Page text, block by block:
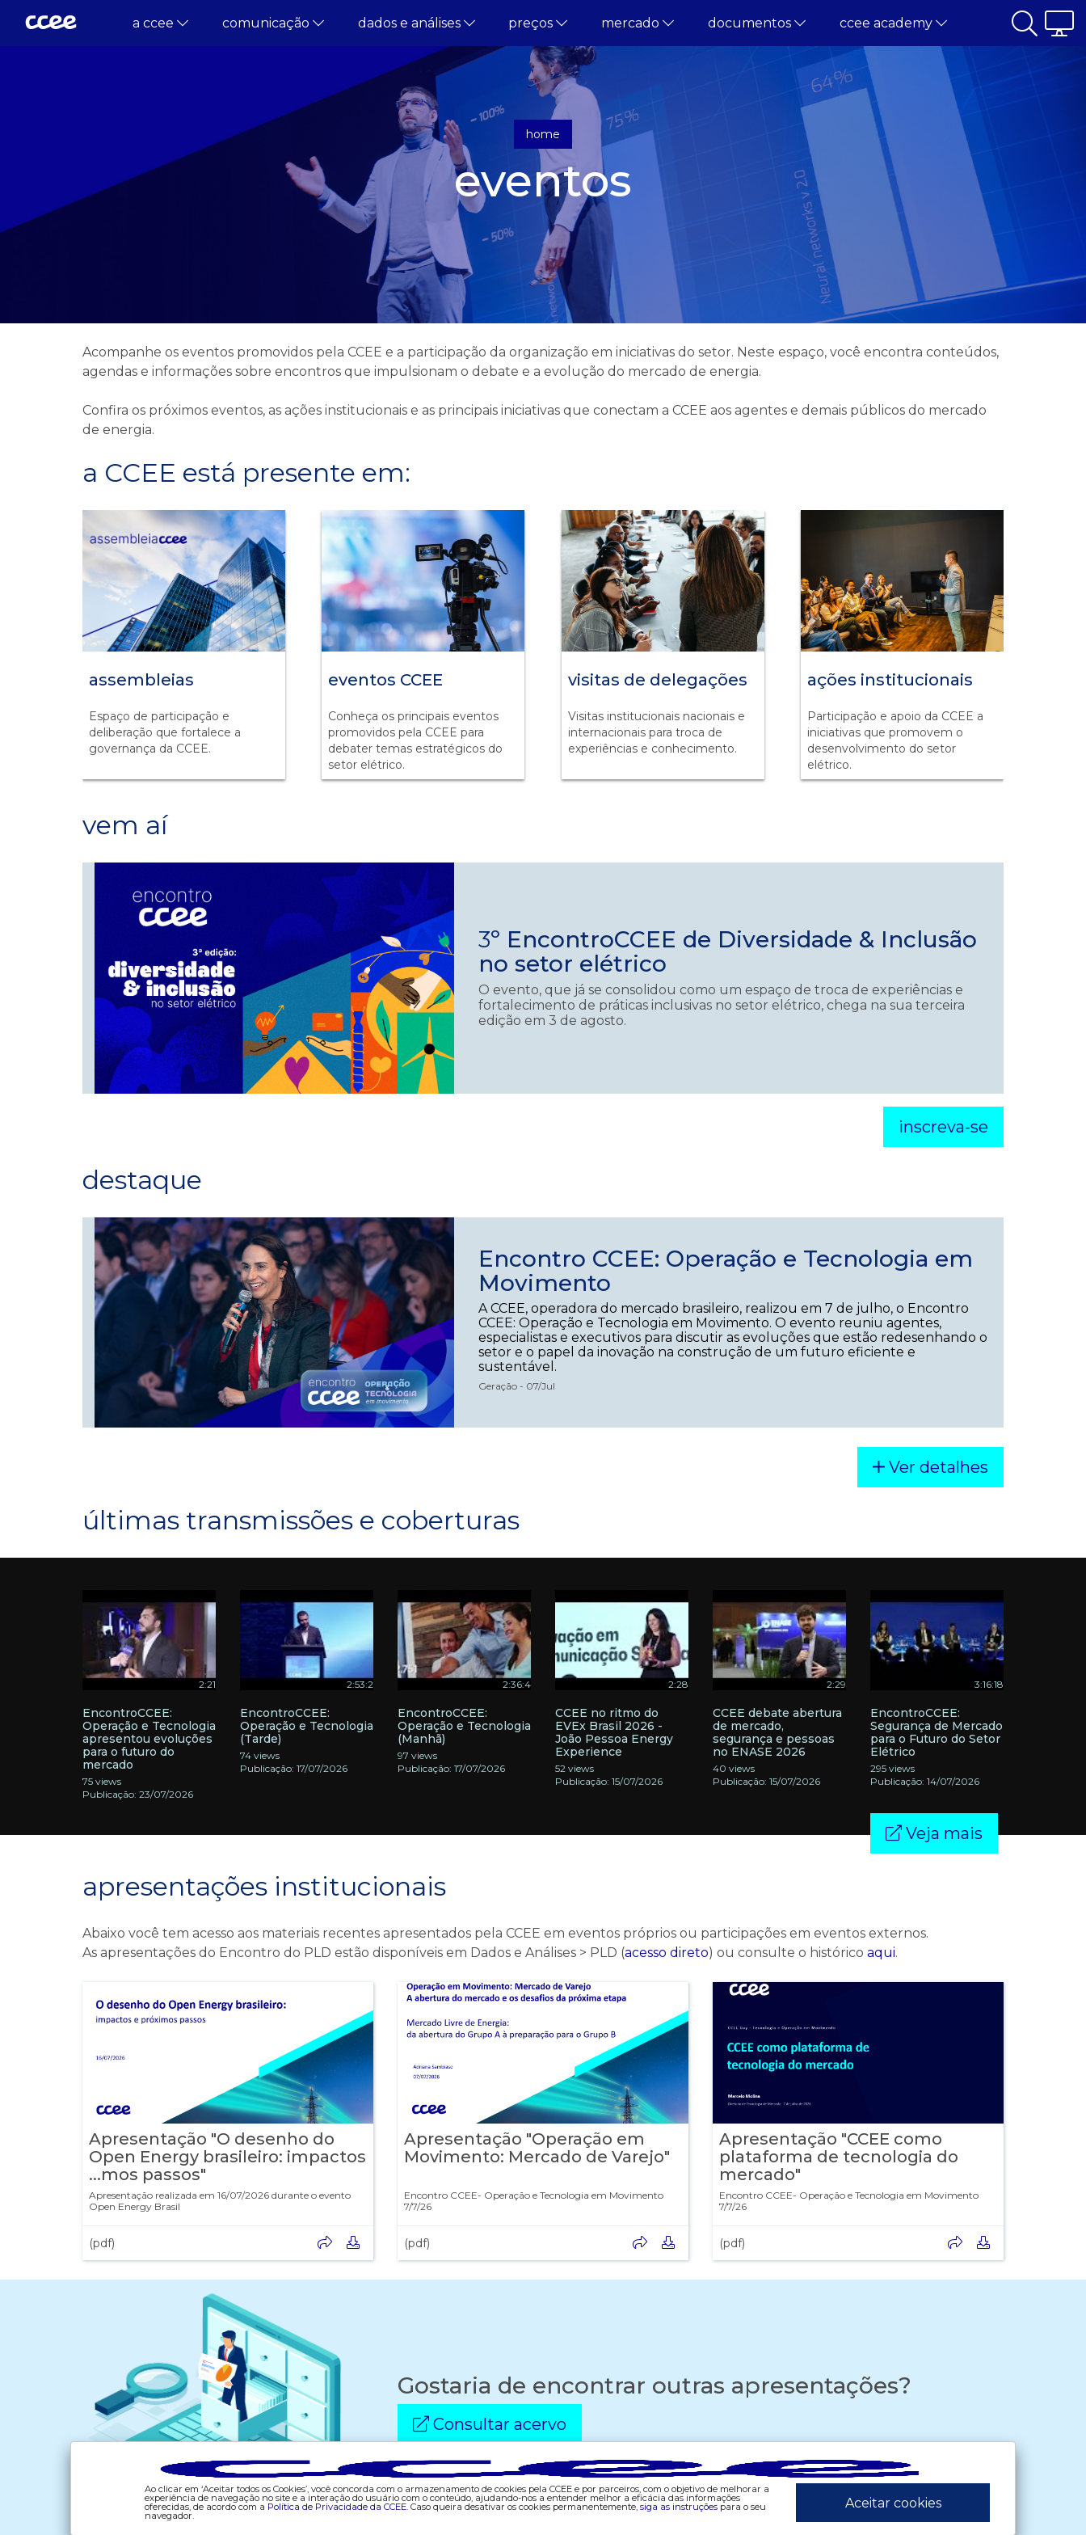
a ccee comunicação dados e análises preços mercado documentos ccee academy
home
eventos
Acompanhe os eventos promovidos pela CCEE e a participação da organização em iniciativas do setor. Neste espaço, você encontra conteúdos,
agendas e informações sobre encontros que impulsionam o debate e a evolução do mercado de energia.
Confira os próximos eventos, as ações institucionais e as principais iniciativas que conectam a CCEE aos agentes e demais públicos do mercado
de energia.
a CCEE está presente em:
assembleias
Espaço de participação e
deliberação que fortalece a
governança da CCEE.
eventos CCEE
Conheça os principais eventos
promovidos pela CCEE para
debater temas estratégicos do
setor elétrico.
visitas de delegações
Visitas institucionais nacionais e
internacionais para troca de
experiências e conhecimento.
ações institucionais
Participação e apoio da CCEE a
iniciativas que promovem o
desenvolvimento do setor
elétrico.
vem aí
3º EncontroCCEE de Diversidade & Inclusão
no setor elétrico
O evento, que já se consolidou como um espaço de troca de experiências e
fortalecimento de práticas inclusivas no setor elétrico, chega na sua terceira
edição em 3 de agosto.
inscreva-se
destaque
Encontro CCEE: Operação e Tecnologia em
Movimento
A CCEE, operadora do mercado brasileiro, realizou em 7 de julho, o Encontro
CCEE: Operação e Tecnologia em Movimento. O evento reuniu agentes,
especialistas e executivos para discutir as evoluções que estão redesenhando o
setor e o papel da inovação na construção de um futuro eficiente e
sustentável.
Geração - 07/Jul
Ver detalhes
últimas transmissões e coberturas
2:21
EncontroCCEE:
Operação e Tecnologia
apresentou evoluções
para o futuro do
mercado
75 views
Publicação: 23/07/2026
2:53:2
EncontroCCEE:
Operação e Tecnologia
(Tarde)
74 views
Publicação: 17/07/2026
2:36:4
EncontroCCEE:
Operação e Tecnologia
(Manhã)
97 views
Publicação: 17/07/2026
2:28
CCEE no ritmo do
EVEx Brasil 2026 -
João Pessoa Energy
Experience
52 views
Publicação: 15/07/2026
2:29
CCEE debate abertura
de mercado,
segurança e pessoas
no ENASE 2026
40 views
Publicação: 15/07/2026
3:16:18
EncontroCCEE:
Segurança de Mercado
para o Futuro do Setor
Elétrico
295 views
Publicação: 14/07/2026
Veja mais
apresentações institucionais
Abaixo você tem acesso aos materiais recentes apresentados pela CCEE em eventos próprios ou participações em eventos externos.
As apresentações do Encontro do PLD estão disponíveis em Dados e Análises > PLD (acesso direto) ou consulte o histórico aqui.
Apresentação "O desenho do
Open Energy brasileiro: impactos
...mos passos"
Apresentação realizada em 16/07/2026 durante o evento
Open Energy Brasil
(pdf)
Apresentação "Operação em
Movimento: Mercado de Varejo"
Encontro CCEE- Operação e Tecnologia em Movimento
7/7/26
(pdf)
Apresentação "CCEE como
plataforma de tecnologia do
mercado"
Encontro CCEE- Operação e Tecnologia em Movimento
7/7/26
(pdf)
Gostaria de encontrar outras apresentações?
Consultar acervo
Ao clicar em ‘Aceitar todos os Cookies’, você concorda com o armazenamento de cookies pela CCEE e por parceiros, com o objetivo de melhorar a
experiência de navegação no site e a interação do usuário com o conteúdo, ajudando-nos a entender melhor a eficácia das informações
oferecidas, de acordo com a Política de Privacidade da CCEE. Caso queira desativar os cookies permanentemente, siga as instruções para o seu
navegador.
Aceitar cookies